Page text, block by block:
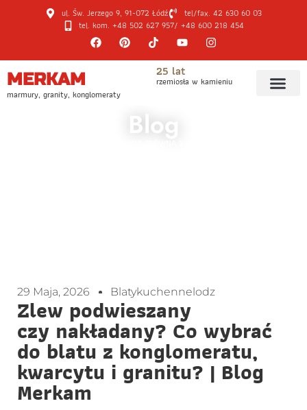
ul. Św. Jerzego 9, 91-072 Łódź
tel/fax. 42 630 60 03
tel. kom. +48 502 627 957/ +48 600 218 454
MERKAM
marmury, granity, konglomeraty
25 lat
rzemiosła w kamieniu
Blog
29 Maja, 2026 Blatykuchennelodz
Zlew podwieszany
czy nakładany? Co wybrać
do blatu z konglomeratu,
kwarcytu i granitu? | Blog
Merkam